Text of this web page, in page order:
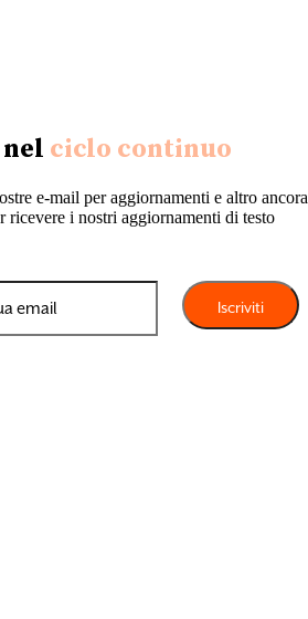
ciclo continuo
e-mail per aggiornamenti e altro ancora
ricevere i nostri aggiornamenti di testo